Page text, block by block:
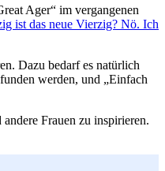
Ager“ im vergangenen
ist das neue Vierzig? Nö. Ich
Dazu bedarf es natürlich
werden, und „Einfach
Frauen zu inspirieren.